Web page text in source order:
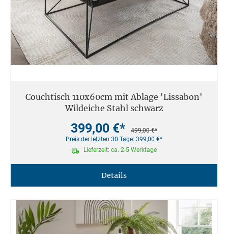
Couchtisch 110x60cm mit Ablage 'Lissabon'
Wildeiche Stahl schwarz
399,00 €*
499,00 €*
Preis der letzten 30 Tage: 399,00 €*
Lieferzeit: ca. 2-5 Werktage
Details